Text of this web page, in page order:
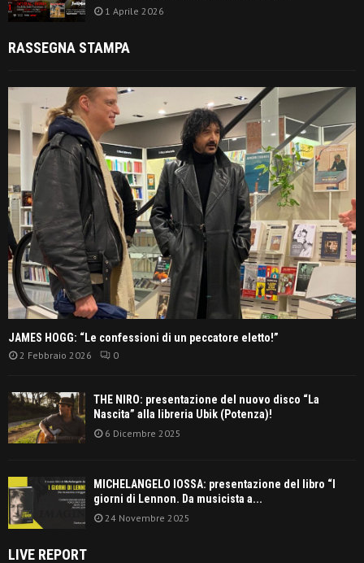
1 Aprile 2026
RASSEGNA STAMPA
JAMES HOGG: “Le confessioni di un peccatore eletto!”
2 Febbraio 2026 0
THE NIRO: presentazione del nuovo disco “La
Nascita” alla libreria Ubik (Potenza)!
6 Dicembre 2025
MICHELANGELO IOSSA: presentazione del libro “I
giorni di Lennon. Da musicista a...
24 Novembre 2025
LIVE REPORT